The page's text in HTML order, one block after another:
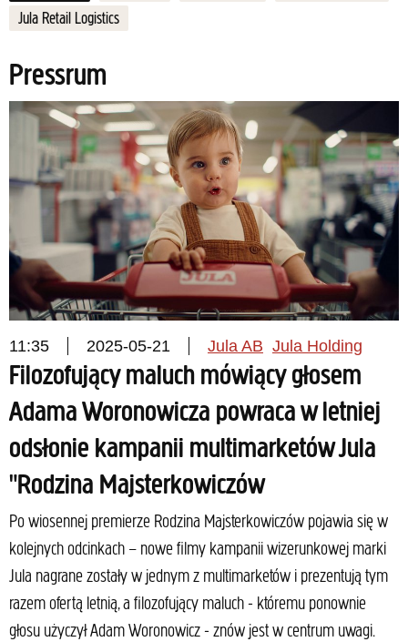
Jula Retail Logistics
Pressrum
11:35 2025-05-21 Jula AB Jula Holding
Filozofujący maluch mówiący głosem
Adama Woronowicza powraca w letniej
odsłonie kampanii multimarketów Jula
"Rodzina Majsterkowiczów
Po wiosennej premierze Rodzina Majsterkowiczów pojawia się w
kolejnych odcinkach – nowe filmy kampanii wizerunkowej marki
Jula nagrane zostały w jednym z multimarketów i prezentują tym
razem ofertą letnią, a filozofujący maluch - któremu ponownie
głosu użyczył Adam Woronowicz - znów jest w centrum uwagi.